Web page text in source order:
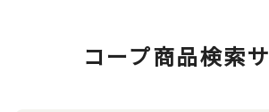
コープ商品検索